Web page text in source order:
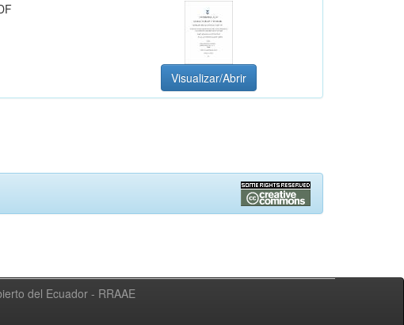
Visualizar/Abrir
del Ecuador - RRAAE